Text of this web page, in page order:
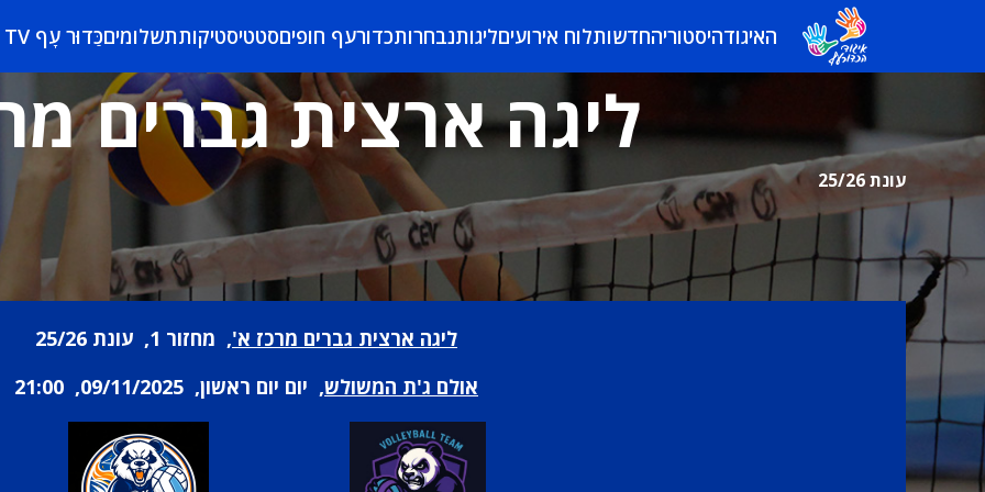
האיגודהיסטוריהחדשותלוח אירועיםליגותנבחרותכדורעף חופיםסטטיסטיקותתשלומיםכַּדוּר עָף TV
ליגה ארצית גברים
עונת 25/26
ליגה ארצית גברים מרכז א', מחזור 1, עונת 25/26
אולם ג'ת המשולש, יום יום ראשון, 09/11/2025, 21:00